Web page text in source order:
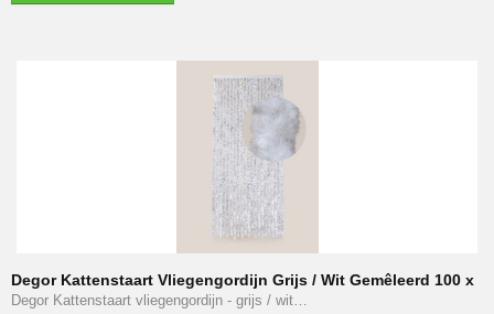
Degor Kattenstaart Vliegengordijn Grijs / Wit Gemêleerd 100 x
230 cm
Degor Kattenstaart vliegengordijn - grijs / wit…